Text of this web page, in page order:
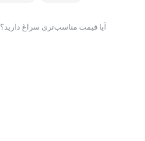
آیا قیمت مناسب‌تری سراغ دارید؟